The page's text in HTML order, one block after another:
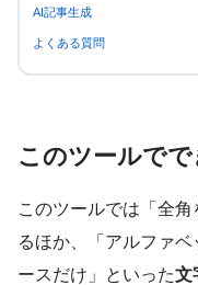
AI記事生成
よくある質問
このツールでで
このツールでは「全
るほか、「アルファ
ースだけ」といった文